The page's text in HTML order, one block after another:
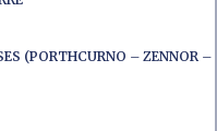
(PORTHCURNO – ZENNOR –